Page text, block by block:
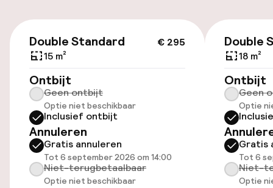
Toegankelijkheid
Overal rolstoeltoegankelijk
Lift
Zwemmen & wellness
Hot tub
€ 295
Double Standard
15 m²
Ontbijt
Geen ontbijt
Optie niet beschikbaar
Inclusief ontbijt
Annuleren
Gratis annuleren
Tot 6 september 2026 om 14:00
Niet-terugbetaalbaar
Optie niet beschikbaar
Double
18 m²
Ontbijt
Geen
Optie
Gratis
Tot 6
Niet-
Optie